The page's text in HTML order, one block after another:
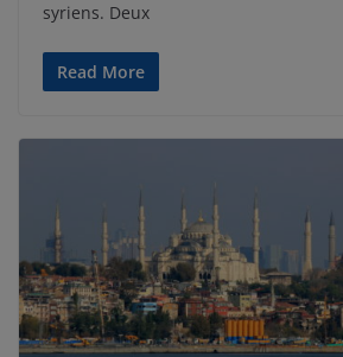
syriens. Deux
Read More